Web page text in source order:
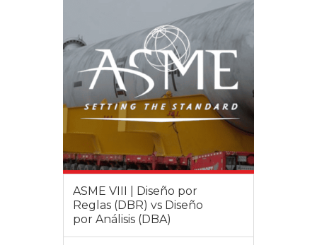
ASME VIII | Diseño por
Reglas (DBR) vs Diseño
por Análisis (DBA)